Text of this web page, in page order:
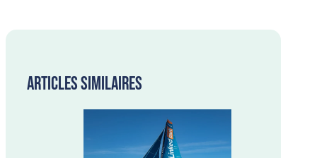
Articles similaires